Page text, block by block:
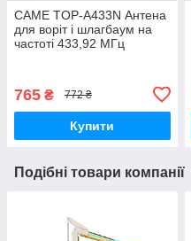
CAME TOP-A433N Антена
для воріт і шлагбаум на
частоті 433,92 МГц
765 ₴ 772 ₴
Купити
Подібні товари компанії